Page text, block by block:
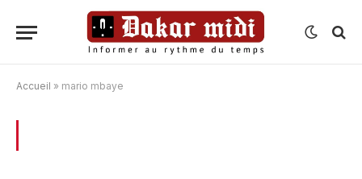
Accueil » mario mbaye